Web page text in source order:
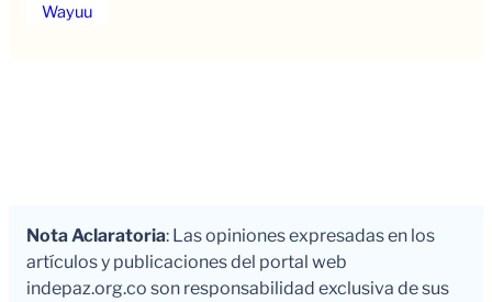
Wayuu
Nota Aclaratoria: Las opiniones expresadas en los
artículos y publicaciones del portal web
indepaz.org.co son responsabilidad exclusiva de sus